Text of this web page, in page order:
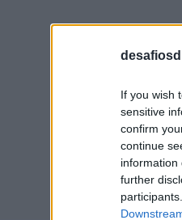
If you wish
sensitive
confirm
continue
information
further